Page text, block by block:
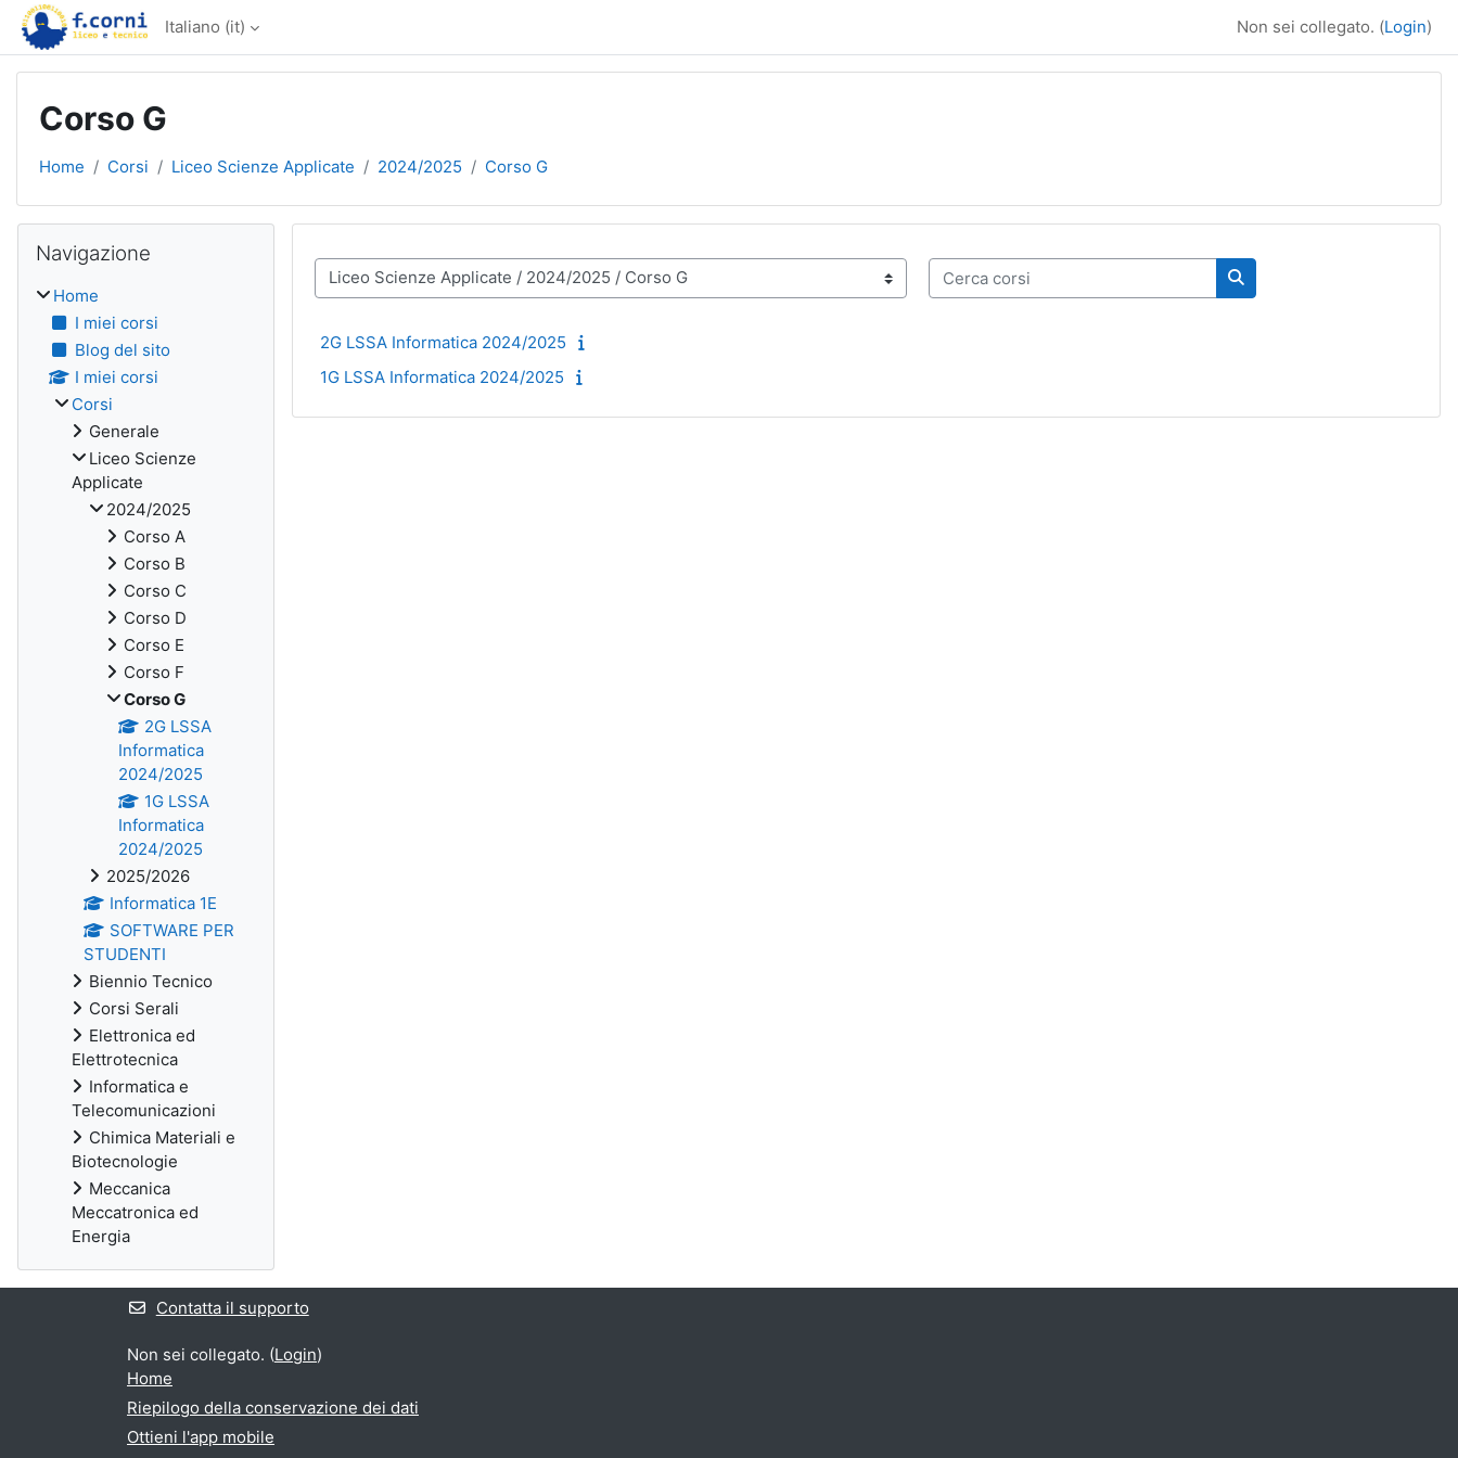
Vai al contenuto principale
Italiano ‎(it)‎ Non sei collegato. (Login)
Corso G
Home Corsi Liceo Scienze Applicate 2024/2025 Corso G
Categorie di corso
Cerca corsi
Cerca corsi
2G LSSA Informatica 2024/2025
1G LSSA Informatica 2024/2025
Blocchi
Navigazione
Home
I miei corsi
Blog del sito
I miei corsi
Corsi
Generale
Liceo Scienze
Applicate
2024/2025
Corso A
Corso B
Corso C
Corso D
Corso E
Corso F
Corso G
2G LSSA
Informatica
2024/2025
1G LSSA
Informatica
2024/2025
2025/2026
Informatica 1E
SOFTWARE PER
STUDENTI
Biennio Tecnico
Corsi Serali
Elettronica ed
Elettrotecnica
Informatica e
Telecomunicazioni
Chimica Materiali e
Biotecnologie
Meccanica
Meccatronica ed
Energia
Contatta il supporto
Non sei collegato. (Login)
Home
Riepilogo della conservazione dei dati
Ottieni l'app mobile